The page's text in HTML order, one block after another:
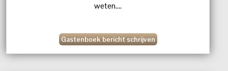
weten....
Gastenboek bericht schrijven